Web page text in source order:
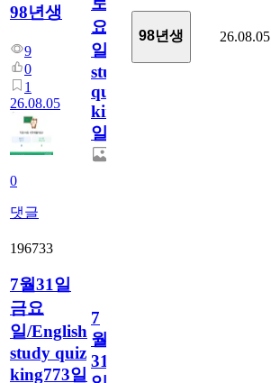
98년생
9
0
1
26.08.05
0
댓글
요
일/English
study
quiz
king774
일
98년생 26.08.05
196733
7월31일
금요
일/English
study quiz
king773일
7
월
31